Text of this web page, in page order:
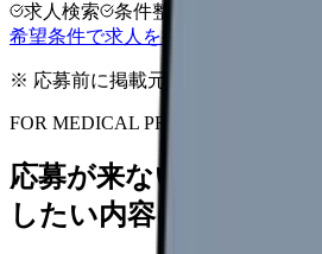
求人検索 条件整理
希望条件で求人を探す
※ 応募前に掲載元の最新情報を確認
FOR MEDICAL PROVIDERS
応募が来ない求人票を
したい内容に直せます